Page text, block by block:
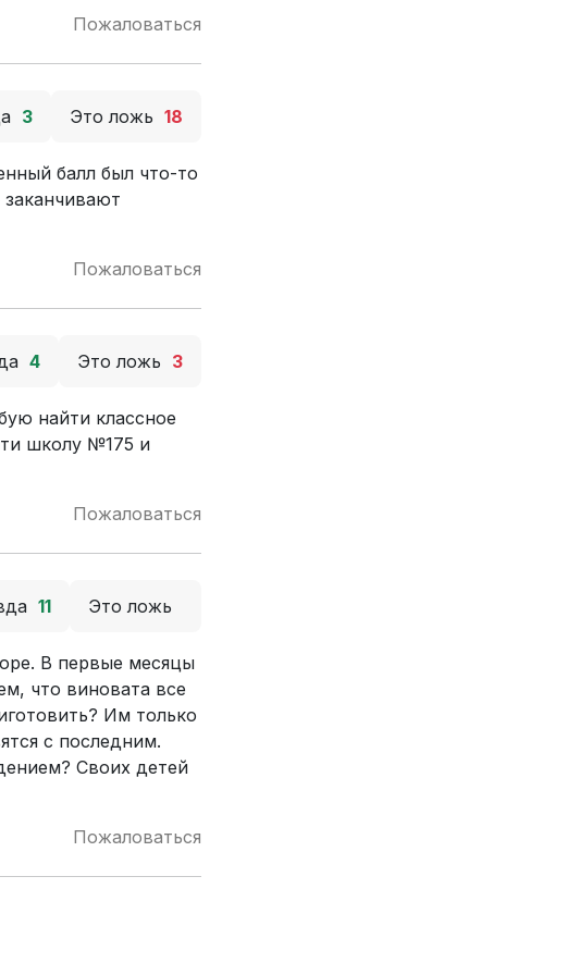
Пожаловаться
3 Это ложь 18
балл был что-то
Пожаловаться
4 Это ложь 3
найти классное
школу №175 и
Пожаловаться
11 Это ложь
В первые месяцы
что виновата все
Им только
с последним.
Своих детей
Пожаловаться